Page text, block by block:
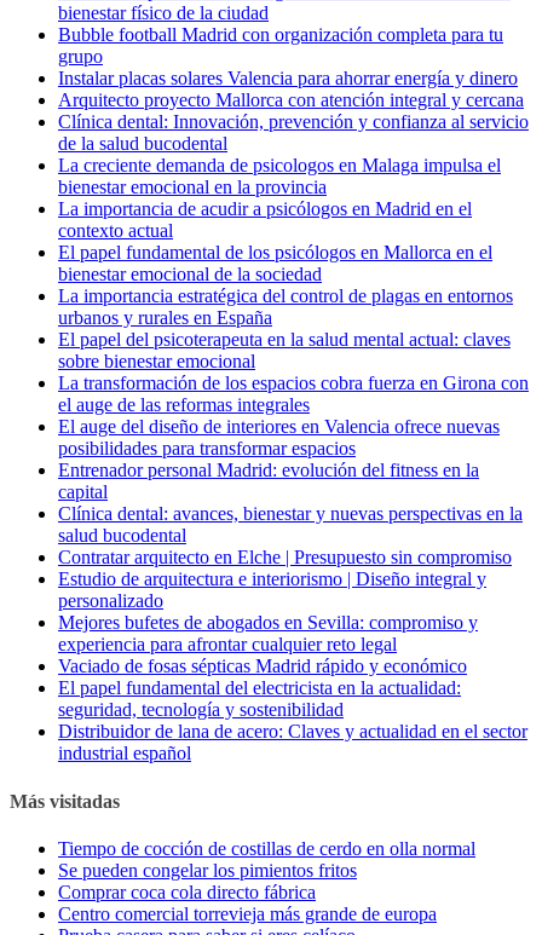
bienestar físico de la ciudad
Bubble football Madrid con organización completa para tu
grupo
Instalar placas solares Valencia para ahorrar energía y dinero
Arquitecto proyecto Mallorca con atención integral y cercana
Clínica dental: Innovación, prevención y confianza al servicio
de la salud bucodental
La creciente demanda de psicologos en Malaga impulsa el
bienestar emocional en la provincia
La importancia de acudir a psicólogos en Madrid en el
contexto actual
El papel fundamental de los psicólogos en Mallorca en el
bienestar emocional de la sociedad
La importancia estratégica del control de plagas en entornos
urbanos y rurales en España
El papel del psicoterapeuta en la salud mental actual: claves
sobre bienestar emocional
La transformación de los espacios cobra fuerza en Girona con
el auge de las reformas integrales
El auge del diseño de interiores en Valencia ofrece nuevas
posibilidades para transformar espacios
Entrenador personal Madrid: evolución del fitness en la
capital
Clínica dental: avances, bienestar y nuevas perspectivas en la
salud bucodental
Contratar arquitecto en Elche | Presupuesto sin compromiso
Estudio de arquitectura e interiorismo | Diseño integral y
personalizado
Mejores bufetes de abogados en Sevilla: compromiso y
experiencia para afrontar cualquier reto legal
Vaciado de fosas sépticas Madrid rápido y económico
El papel fundamental del electricista en la actualidad:
seguridad, tecnología y sostenibilidad
Distribuidor de lana de acero: Claves y actualidad en el sector
industrial español
Más visitadas
Tiempo de cocción de costillas de cerdo en olla normal
Se pueden congelar los pimientos fritos
Comprar coca cola directo fábrica
Centro comercial torrevieja más grande de europa